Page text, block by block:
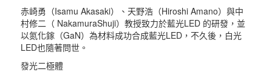
赤崎勇（Isamu Akasaki）、天野浩（Hiroshi Amano）與中
村修二（ NakamuraShuji）教授致力於藍光LED 的研發，並
以氮化鎵（GaN）為材料成功合成藍光LED，不久後，白光
LED也隨著問世。
發光二極體